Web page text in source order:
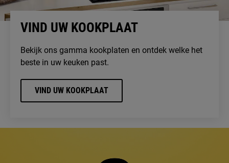
VIND UW KOOKPLAAT
Bekijk ons gamma kookplaten en ontdek welke het
beste in uw keuken past.
VIND UW KOOKPLAAT